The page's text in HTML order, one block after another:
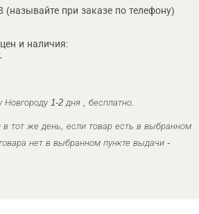
при заказе по телефону)
и наличия:
1-2 дня , бесплатно.
тот же день, если товар есть в выбранном
нет в выбранном пункте выдачи -